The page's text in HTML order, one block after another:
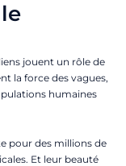
jouent un rôle de
la force des vagues,
humaines
pour des millions de
Et leur beauté